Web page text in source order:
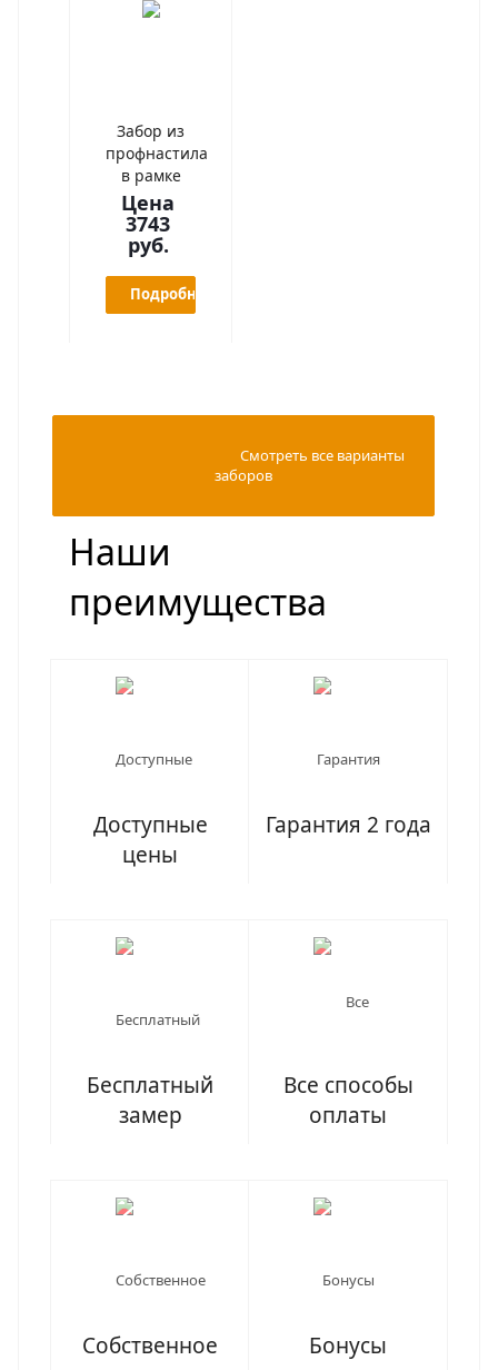
Забор из
профнастила
в рамке
Цена
3743
руб.
Подробнее
заборов
Наши
преимущества
Доступные
цены
Гарантия 2 года
Бесплатный
замер
Все способы
оплаты
Собственное
Бонусы